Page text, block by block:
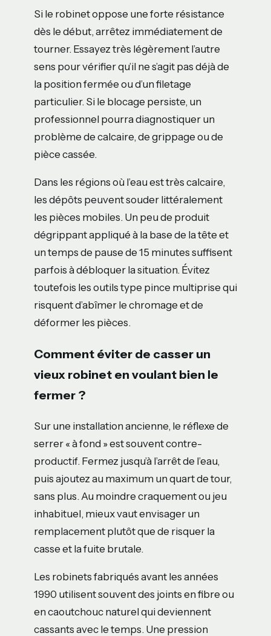
Si le robinet oppose une forte résistance
dès le début, arrêtez immédiatement de
tourner. Essayez très légèrement l’autre
sens pour vérifier qu’il ne s’agit pas déjà de
la position fermée ou d’un filetage
particulier. Si le blocage persiste, un
professionnel pourra diagnostiquer un
problème de calcaire, de grippage ou de
pièce cassée.
Dans les régions où l’eau est très calcaire,
les dépôts peuvent souder littéralement
les pièces mobiles. Un peu de produit
dégrippant appliqué à la base de la tête et
un temps de pause de 15 minutes suffisent
parfois à débloquer la situation. Évitez
toutefois les outils type pince multiprise qui
risquent d’abîmer le chromage et de
déformer les pièces.
Comment éviter de casser un
vieux robinet en voulant bien le
fermer ?
Sur une installation ancienne, le réflexe de
serrer « à fond » est souvent contre-
productif. Fermez jusqu’à l’arrêt de l’eau,
puis ajoutez au maximum un quart de tour,
sans plus. Au moindre craquement ou jeu
inhabituel, mieux vaut envisager un
remplacement plutôt que de risquer la
casse et la fuite brutale.
Les robinets fabriqués avant les années
1990 utilisent souvent des joints en fibre ou
en caoutchouc naturel qui deviennent
cassants avec le temps. Une pression